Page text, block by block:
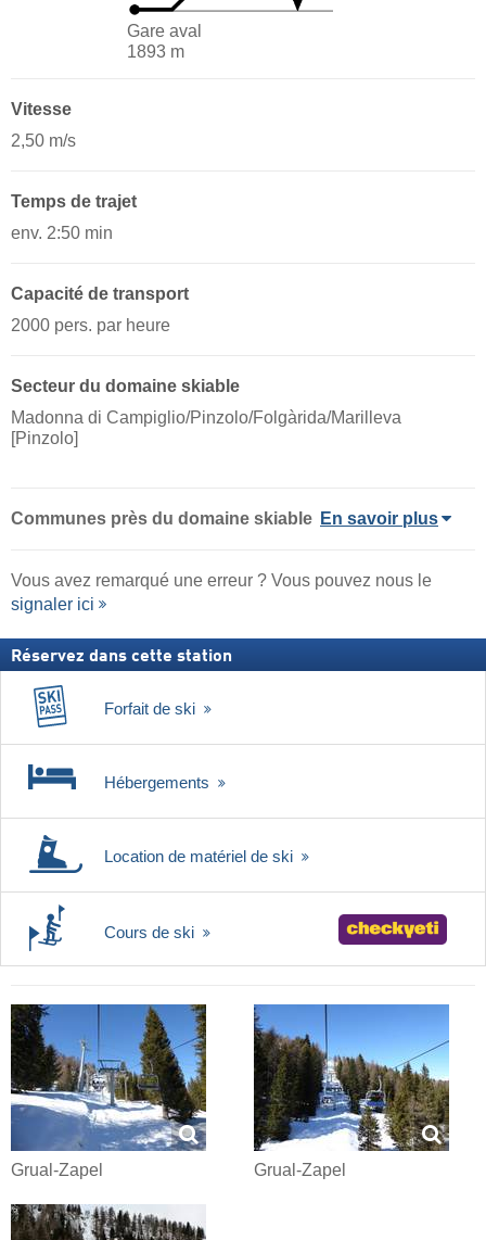
Gare aval
1893 m
Vitesse
2,50 m/s
Temps de trajet
env. 2:50 min
Capacité de transport
2000 pers. par heure
Secteur du domaine skiable
Madonna di Campiglio/​Pinzolo/​Folgàrida/​Marilleva
[Pinzolo]
Communes près du domaine skiable En savoir plus
Vous avez remarqué une erreur ? Vous pouvez nous le
signaler ici
Réservez dans cette station
Forfait de ski
Hébergements
Location de matériel de ski
Cours de ski
Grual-Zapel Grual-Zapel